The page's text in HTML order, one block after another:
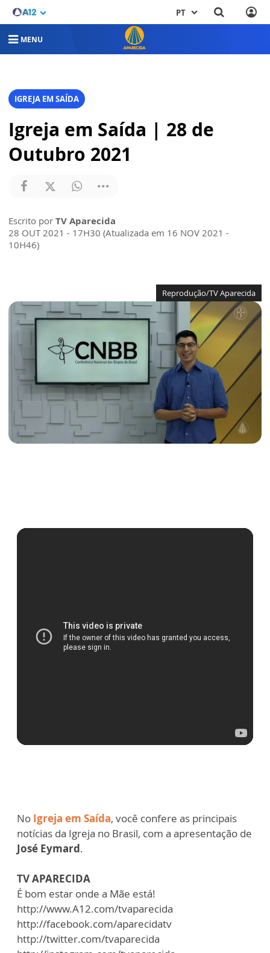
PT
MENU
IGREJA EM SAÍDA
Igreja em Saída | 28 de
Outubro 2021
Escrito por TV Aparecida
28 OUT 2021 - 17H30 (Atualizada em 16 NOV 2021 -
10H46)
Reprodução/TV Aparecida
No Igreja em Saída, você confere as principais
notícias da Igreja no Brasil, com a apresentação de
José Eymard.
TV APARECIDA
É bom estar onde a Mãe está!
http://www.A12.com/tvaparecida​
http://facebook.com/aparecidatv​
http://twitter.com/tvaparecida​